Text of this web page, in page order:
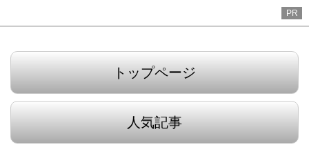
PR
トップページ
人気記事